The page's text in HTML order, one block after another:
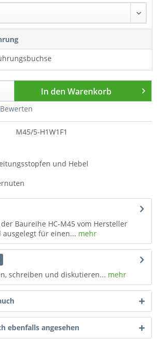
In den Warenkorb
Bewerten
M45/5-H1W1F1
und Hebel
Baureihe HC-M45 vom Hersteller
ausgelegt für einen... mehr
schreiben und diskutieren... mehr
ebenfalls angesehen